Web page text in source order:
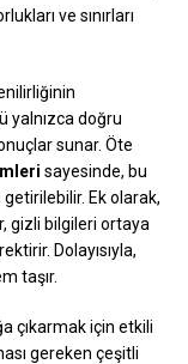
ve sınırları
yalnızca doğru
sunar. Öte
sayesinde, bu
Ek olarak,
gizli bilgileri ortaya
Dolayısıyla,
taşır.
çıkarmak için etkili
gereken çeşitli